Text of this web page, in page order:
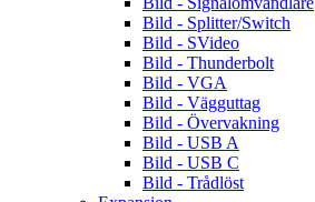
Bild - Splitter/Switch
Bild - SVideo
Bild - Thunderbolt
Bild - VGA
Bild - Vägguttag
Bild - Övervakning
Bild - USB A
Bild - USB C
Bild - Trådlöst